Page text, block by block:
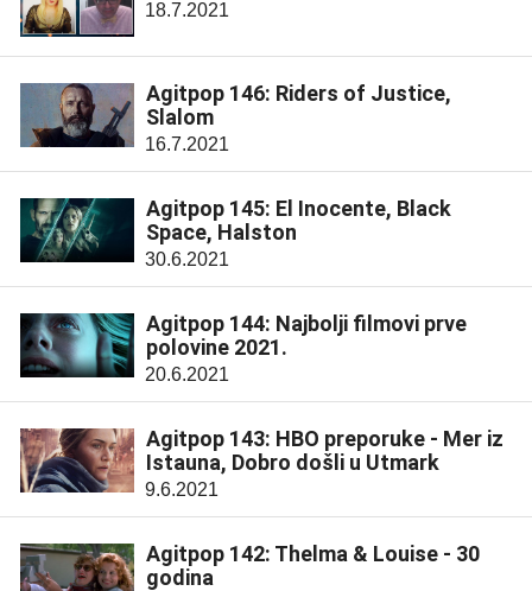
18.7.2021
Agitpop 146: Riders of Justice,
Slalom
16.7.2021
Agitpop 145: El Inocente, Black
Space, Halston
30.6.2021
Agitpop 144: Najbolji filmovi prve
polovine 2021.
20.6.2021
Agitpop 143: HBO preporuke - Mer iz
Istauna, Dobro došli u Utmark
9.6.2021
Agitpop 142: Thelma & Louise - 30
godina